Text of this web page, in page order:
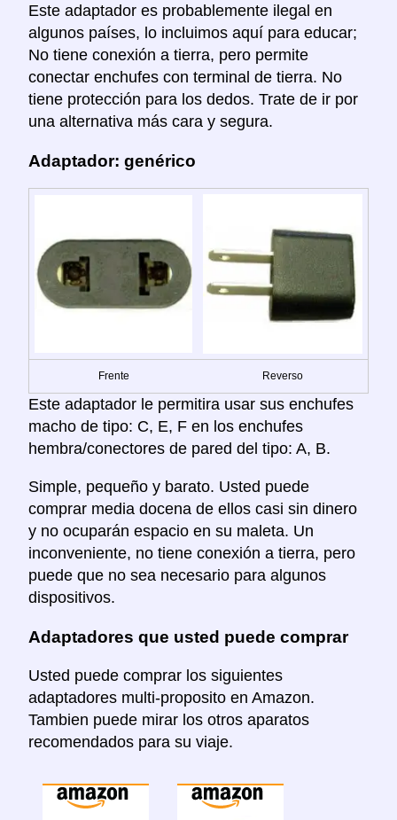
Este adaptador es probablemente ilegal en
algunos países, lo incluimos aquí para educar;
No tiene conexión a tierra, pero permite
conectar enchufes con terminal de tierra. No
tiene protección para los dedos. Trate de ir por
una alternativa más cara y segura.
Adaptador: genérico
Frente Reverso
Este adaptador le permitira usar sus enchufes
macho de tipo: C, E, F en los enchufes
hembra/conectores de pared del tipo: A, B.
Simple, pequeño y barato. Usted puede
comprar media docena de ellos casi sin dinero
y no ocuparán espacio en su maleta. Un
inconveniente, no tiene conexión a tierra, pero
puede que no sea necesario para algunos
dispositivos.
Adaptadores que usted puede comprar
Usted puede comprar los siguientes
adaptadores multi-proposito en Amazon.
Tambien puede mirar los otros aparatos
recomendados para su viaje.